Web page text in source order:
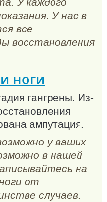
У каждого
У нас в
все
восстановления
ноги
гангрены. Из-
ампутация.
у ваших
в нашей
на
от
случаев.